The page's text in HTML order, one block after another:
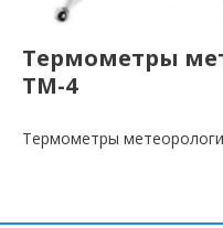
Термометры
ТМ-4
Термометры